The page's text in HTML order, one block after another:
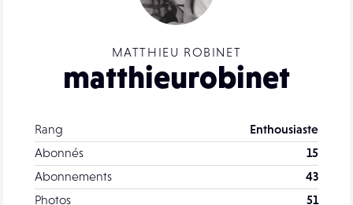
MATTHIEU ROBINET
matthieurobinet
Rang
Enthousiaste
Abonnés
15
Abonnements
43
Photos
51